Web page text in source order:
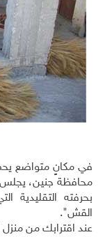
في مكانٍ متواضع
محافظة جنين، يجلس
بحرفته التقليدية
القش".
عند اقترابك من